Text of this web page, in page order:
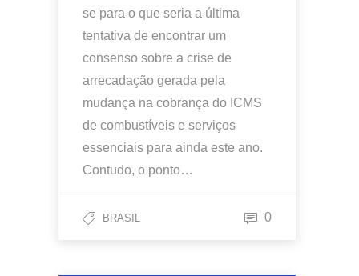
se para o que seria a última
tentativa de encontrar um
consenso sobre a crise de
arrecadação gerada pela
mudança na cobrança do ICMS
de combustíveis e serviços
essenciais para ainda este ano.
Contudo, o ponto…
BRASIL 0